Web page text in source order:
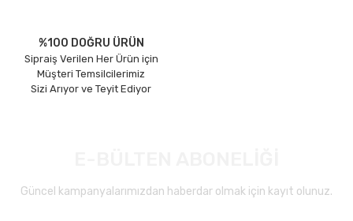
%100 DOĞRU ÜRÜN
Sipraiş Verilen Her Ürün için
Müşteri Temsilcilerimiz
Sizi Arıyor ve Teyit Ediyor
Güncel kampanyalarımızdan haberdar olmak için kayıt olunuz.